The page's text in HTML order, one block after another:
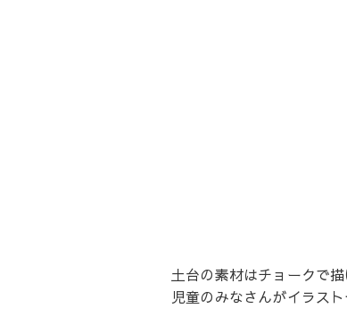
土台の素材はチョークで
児童のみなさんがイラス